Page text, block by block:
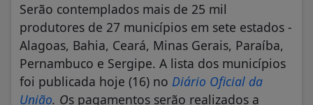
Serão contemplados mais de 25 mil
produtores de 27 municípios em sete estados -
Alagoas, Bahia, Ceará, Minas Gerais, Paraíba,
Pernambuco e Sergipe. A lista dos municípios
foi publicada hoje (16) no Diário Oficial da
União. Os pagamentos serão realizados a